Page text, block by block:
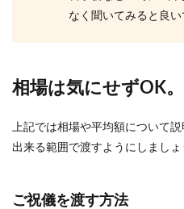
く付き合
に、付き合
なく聞いてみると良い
相場は気にせずOK
上記では相場や平均額について
出来る範囲で渡すようにしましょ
ご祝儀を渡す方法